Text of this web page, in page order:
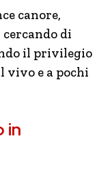
canore,
di
il privilegio
vivo e a pochi
in